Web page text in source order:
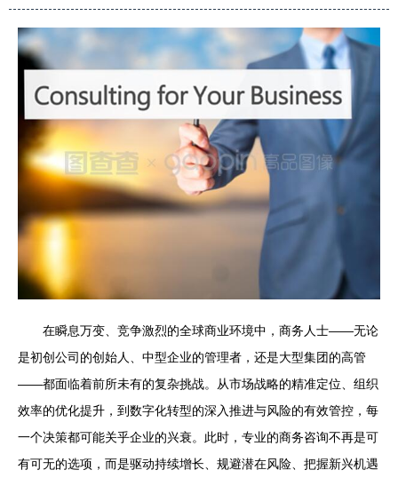
在瞬息万变、竞争激烈的全球商业环境中，商务人士——无论
是初创公司的创始人、中型企业的管理者，还是大型集团的高管
——都面临着前所未有的复杂挑战。从市场战略的精准定位、组织
效率的优化提升，到数字化转型的深入推进与风险的有效管控，每
一个决策都可能关乎企业的兴衰。此时，专业的商务咨询不再是可
有可无的选项，而是驱动持续增长、规避潜在风险、把握新兴机遇